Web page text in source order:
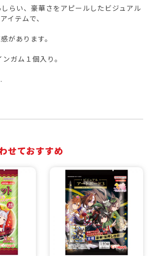
らい、豪華さをアピールしたビジュアル
イテムで、
があります。
ガム１個入り。
せておすすめ